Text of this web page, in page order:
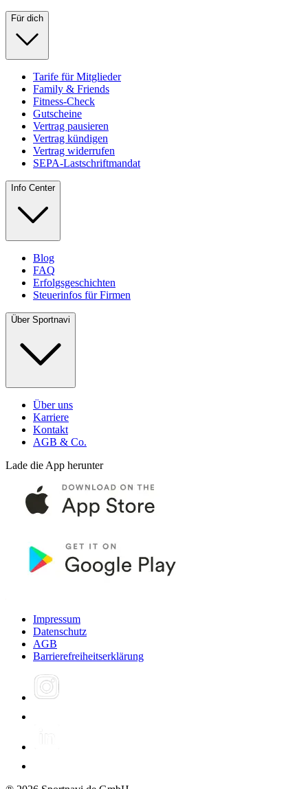
Für dich
Tarife für Mitglieder
Family & Friends
Fitness-Check
Gutscheine
Vertrag pausieren
Vertrag kündigen
Vertrag widerrufen
SEPA-Lastschriftmandat
Info Center
Blog
FAQ
Erfolgsgeschichten
Steuerinfos für Firmen
Über Sportnavi
Über uns
Karriere
Kontakt
AGB & Co.
Lade die App herunter
Impressum
Datenschutz
AGB
Barrierefreiheitserklärung